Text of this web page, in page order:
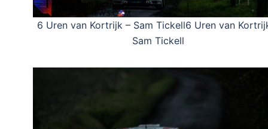
6 Uren van Kortrijk – Sam Tickell6 Uren van
Sam Tickell